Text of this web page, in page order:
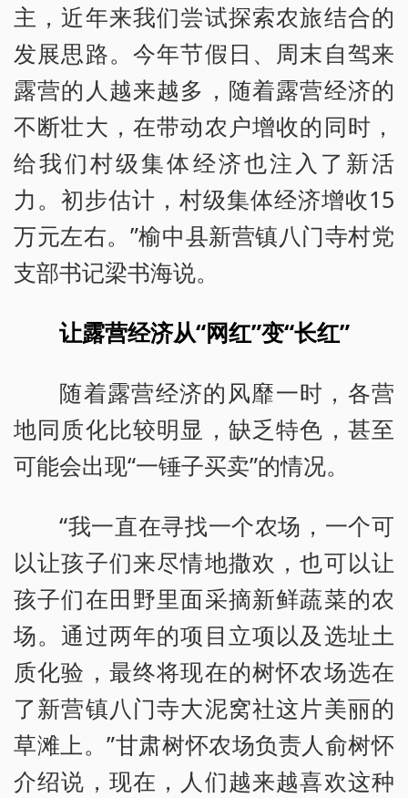
主，近年来我们尝试探索农旅结合的
发展思路。今年节假日、周末自驾来
露营的人越来越多，随着露营经济的
不断壮大，在带动农户增收的同时，
给我们村级集体经济也注入了新活
力。初步估计，村级集体经济增收15
万元左右。”榆中县新营镇八门寺村党
支部书记梁书海说。
让露营经济从“网红”变“长红”
随着露营经济的风靡一时，各营
地同质化比较明显，缺乏特色，甚至
可能会出现“一锤子买卖”的情况。
“我一直在寻找一个农场，一个可
以让孩子们来尽情地撒欢，也可以让
孩子们在田野里面采摘新鲜蔬菜的农
场。通过两年的项目立项以及选址土
质化验，最终将现在的树怀农场选在
了新营镇八门寺大泥窝社这片美丽的
草滩上。”甘肃树怀农场负责人俞树怀
介绍说，现在，人们越来越喜欢这种